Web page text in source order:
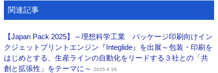
関連記事
【Japan Pack 2025】～理想科学工業 パッケージ印刷向けイン
クジェットプリントエンジン『Integlide』を出展～包装・印刷を
はじめとする、生産ラインの自動化をリードする３社との「共
創と拡張性」をテーマに～
2025.9.16